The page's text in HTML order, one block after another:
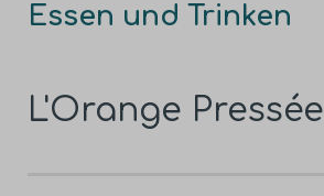
Essen und Trinken
L'Orange Pressée